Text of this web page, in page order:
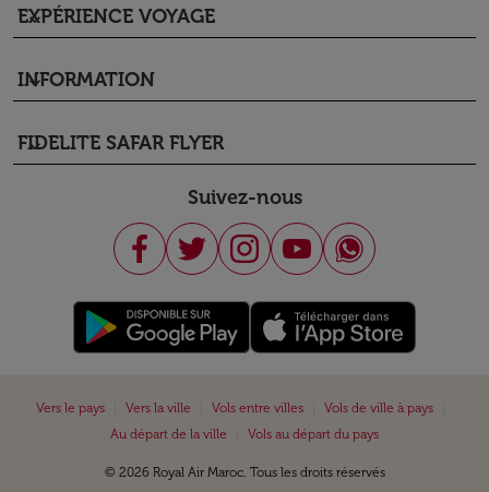
EXPÉRIENCE VOYAGE
keyboard_arrow_down
INFORMATION
keyboard_arrow_down
FIDELITE SAFAR FLYER
keyboard_arrow_down
Suivez-nous
Vers le pays Vers la ville Vols entre villes Vols de ville à pays
Au départ de la ville
Vols au départ du pays
© 2026 Royal Air Maroc. Tous les droits réservés